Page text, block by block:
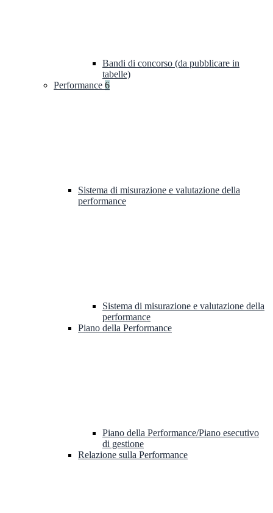
Bandi di concorso (da pubblicare in
tabelle)
Performance 6
Sistema di misurazione e valutazione della
performance
Sistema di misurazione e valutazione della
performance
Piano della Performance
Piano della Performance/Piano esecutivo
di gestione
Relazione sulla Performance